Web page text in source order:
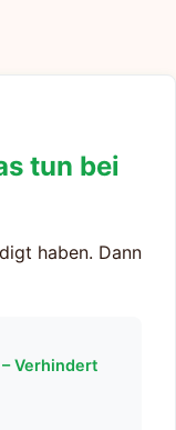
tun bei
haben. Dann
– Verhindert